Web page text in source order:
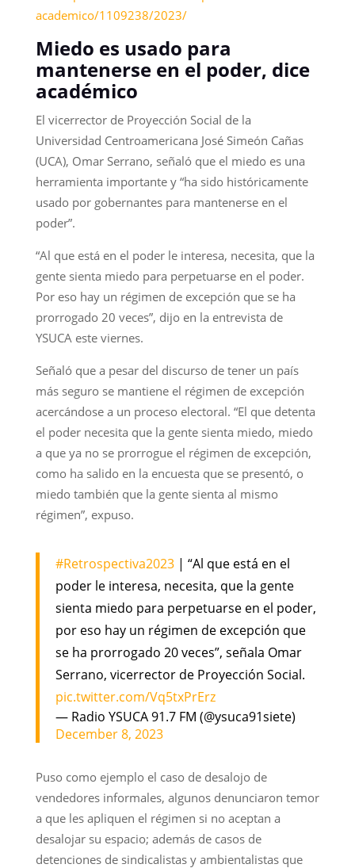
academico/1109238/2023/
Miedo es usado para
mantenerse en el poder, dice
académico
El vicerrector de Proyección Social de la
Universidad Centroamericana José Simeón Cañas
(UCA), Omar Serrano, señaló que el miedo es una
herramienta importante y “ha sido históricamente
usado por gobernantes para mantenerse en el
poder”.
“Al que está en el poder le interesa, necesita, que la
gente sienta miedo para perpetuarse en el poder.
Por eso hay un régimen de excepción que se ha
prorrogado 20 veces”, dijo en la entrevista de
YSUCA este viernes.
Señaló que a pesar del discurso de tener un país
más seguro se mantiene el régimen de excepción
acercándose a un proceso electoral. “El que detenta
el poder necesita que la gente sienta miedo, miedo
a que ya no se prorrogue el régimen de excepción,
como ha salido en la encuesta que se presentó, o
miedo también que la gente sienta al mismo
régimen”, expuso.
#Retrospectiva2023| “Al que está en el
poder le interesa, necesita, que la gente
sienta miedo para perpetuarse en el poder,
por eso hay un régimen de excepción que
se ha prorrogado 20 veces”, señala Omar
Serrano, vicerrector de Proyección Social.
pic.twitter.com/Vq5txPrErz
— Radio YSUCA 91.7 FM (@ysuca91siete)
December 8, 2023
Puso como ejemplo el caso de desalojo de
vendedores informales, algunos denunciaron temor
a que les apliquen el régimen si no aceptan a
desalojar su espacio; además de casos de
detenciones de sindicalistas y ambientalistas que